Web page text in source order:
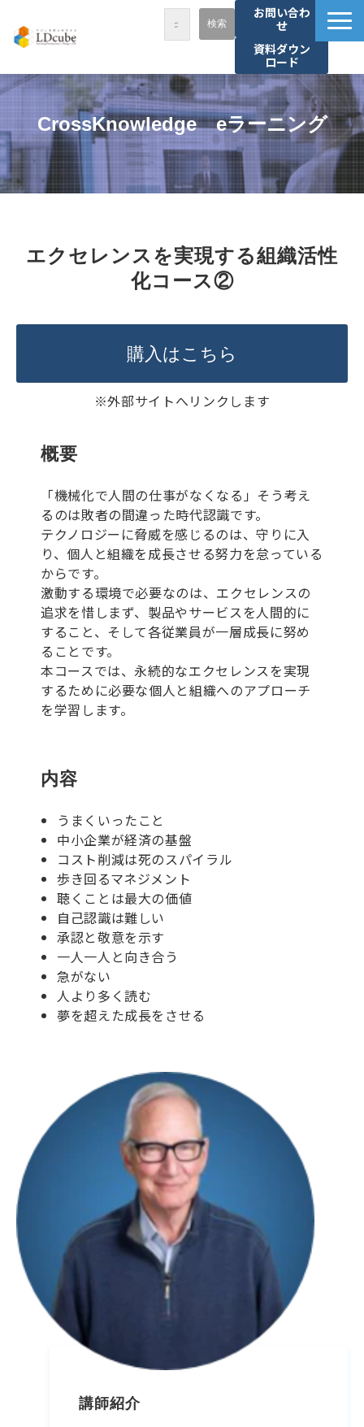
お問い合わ
せ
資料ダウン
ロード
LDcubeが選ばれる理由
サービス一覧
課題から探す
事例紹介
資料ダウンロード
パートナー募集
CrossKnowledge　eラーニング
エクセレンスを実現する組織活性
化コース②
購入はこちら
※外部サイトへリンクします
概要
「機械化で人間の仕事がなくなる」そう考え
るのは敗者の間違った時代認識です。
テクノロジーに脅威を感じるのは、守りに入
り、個人と組織を成⾧させる努力を怠っている
からです。
激動する環境で必要なのは、エクセレンスの
追求を惜しまず、製品やサービスを人間的に
すること、そして各従業員が一層成⾧に努め
ることです。
本コースでは、永続的なエクセレンスを実現
するために必要な個人と組織へのアプローチ
を学習します。
内容
うまくいったこと
中小企業が経済の基盤
コスト削減は死のスパイラル
歩き回るマネジメント
聴くことは最大の価値
自己認識は難しい
承認と敬意を示す
一人一人と向き合う
急がない
人より多く読む
夢を超えた成⾧をさせる
講師紹介